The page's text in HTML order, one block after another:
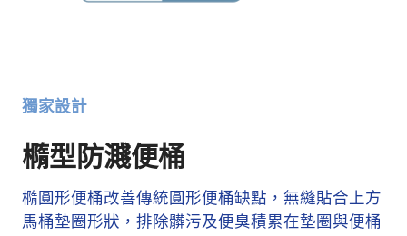
獨家設計
橢型防濺便桶
橢圓形便桶改善傳統圓形便桶缺點，無縫貼合上方
馬桶墊圈形狀，排除髒污及便臭積累在墊圈與便桶